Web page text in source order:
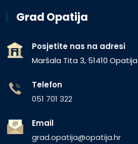
Grad Opatija
Posjetite nas na adresi
Maršala Tita 3, 51410 Opatija
Telefon
051 701 322
Email
grad.opatija@opatija.hr